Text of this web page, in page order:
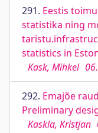
291. Eestis
statistika ning
statistics in
Kask, Mihkel
292. Emajõe
Preliminary
Kaskla, Kristjan